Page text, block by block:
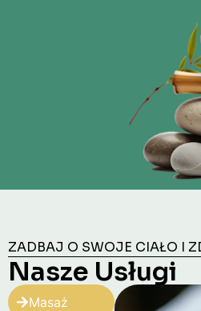
ZADBAJ O SWOJE CIAŁO I
Nasze Usługi
Masaż